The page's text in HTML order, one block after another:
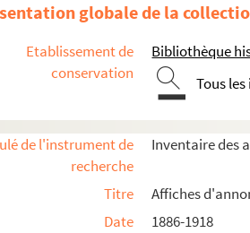
globale de la
Etablissement de
conservation
Bibliothèque
Tous
de l'instrument de
recherche
Inventaire des
Titre
Affiches
Date
1886-1918